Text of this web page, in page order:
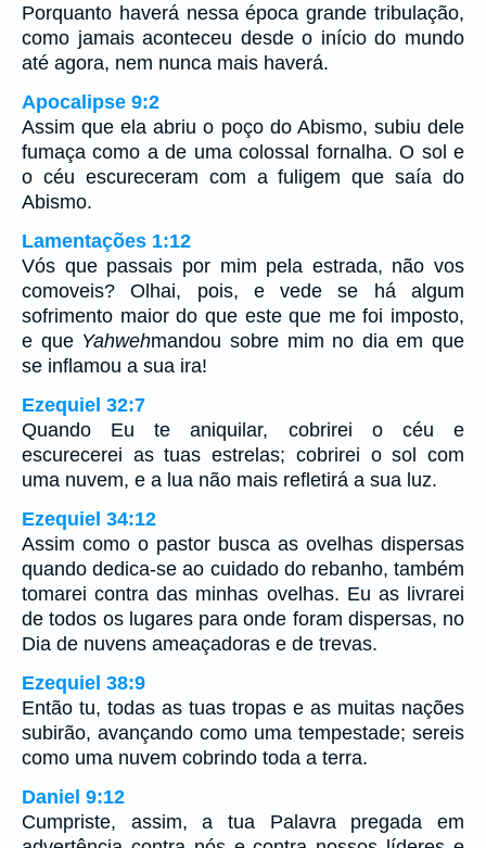
Porquanto haverá nessa época grande tribulação,
como jamais aconteceu desde o início do mundo
até agora, nem nunca mais haverá.
Apocalipse 9:2
Assim que ela abriu o poço do Abismo, subiu dele
fumaça como a de uma colossal fornalha. O sol e
o céu escureceram com a fuligem que saía do
Abismo.
Lamentações 1:12
Vós que passais por mim pela estrada, não vos
comoveis? Olhai, pois, e vede se há algum
sofrimento maior do que este que me foi imposto,
e que Yahwehmandou sobre mim no dia em que
se inflamou a sua ira!
Ezequiel 32:7
Quando Eu te aniquilar, cobrirei o céu e
escurecerei as tuas estrelas; cobrirei o sol com
uma nuvem, e a lua não mais refletirá a sua luz.
Ezequiel 34:12
Assim como o pastor busca as ovelhas dispersas
quando dedica-se ao cuidado do rebanho, também
tomarei contra das minhas ovelhas. Eu as livrarei
de todos os lugares para onde foram dispersas, no
Dia de nuvens ameaçadoras e de trevas.
Ezequiel 38:9
Então tu, todas as tuas tropas e as muitas nações
subirão, avançando como uma tempestade; sereis
como uma nuvem cobrindo toda a terra.
Daniel 9:12
Cumpriste, assim, a tua Palavra pregada em